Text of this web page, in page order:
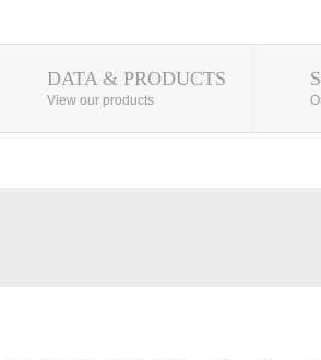
DATA & PRODUCTS
View our products